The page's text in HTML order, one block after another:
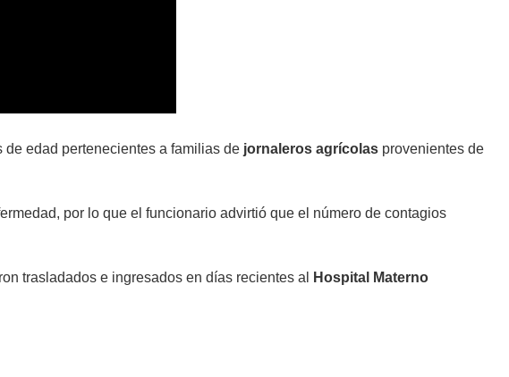
edad pertenecientes a familias de jornaleros agrícolas provenientes de
por lo que el funcionario advirtió que el número de contagios
trasladados e ingresados en días recientes al
Hospital Materno